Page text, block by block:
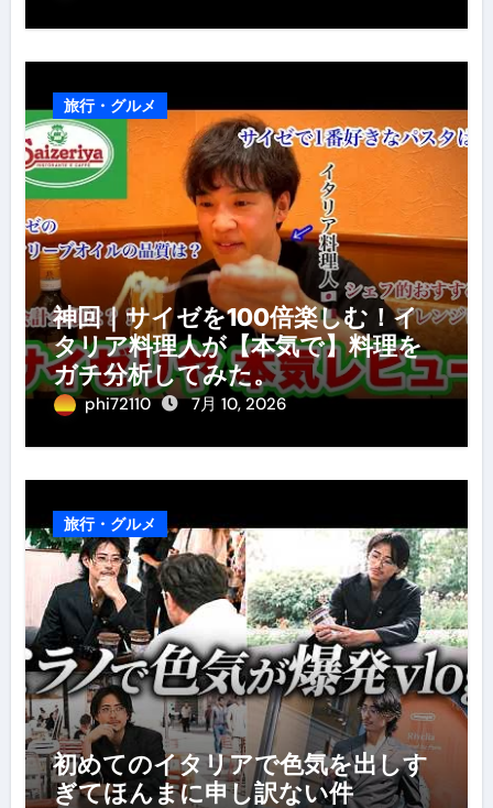
旅行・グルメ
神回｜サイゼを100倍楽しむ！イ
タリア料理人が【本気で】料理を
ガチ分析してみた。
phi72110 7月 10, 2026
旅行・グルメ
初めてのイタリアで色気を出しす
ぎてほんまに申し訳ない件